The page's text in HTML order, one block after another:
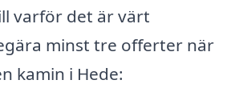
varför det är värt
minst tre offerter när
kamin i Hede: